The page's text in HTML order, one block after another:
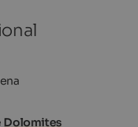
Dolomites